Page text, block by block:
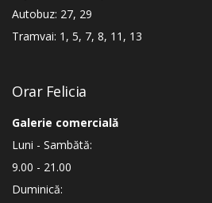
Autobuz: 27, 29
Tramvai: 1, 5, 7, 8, 11, 13
Orar Felicia
Galerie comercială
Luni - Sambătă:
9.00 - 21.00
Duminică: